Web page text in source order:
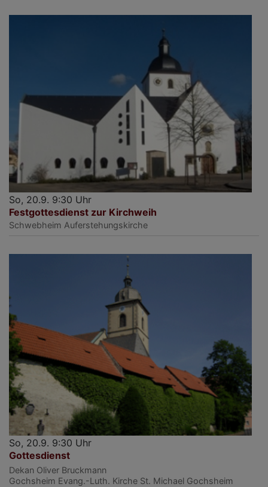
So, 20.9. 9:30 Uhr
Festgottesdienst zur Kirchweih
Schwebheim Auferstehungskirche
So, 20.9. 9:30 Uhr
Gottesdienst
Dekan Oliver Bruckmann
Gochsheim Evang.-Luth. Kirche St. Michael Gochsheim